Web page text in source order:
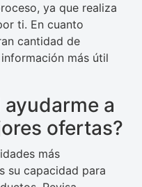
ya que realiza
ti. En cuanto
cantidad de
más útil
a
ofertas?
más
su capacidad para